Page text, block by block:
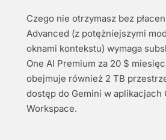
Czego nie otrzymasz bez
Advanced (z potężniejszymi
oknami kontekstu) wymaga
One AI Premium za 20 $
obejmuje również 2 TB
dostęp do Gemini w aplikacjach
Workspace.